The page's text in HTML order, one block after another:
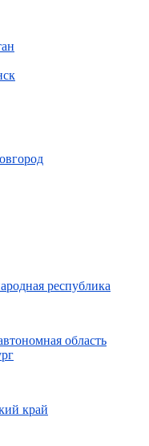
республика
область
край